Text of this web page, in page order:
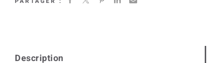
quantity
Description